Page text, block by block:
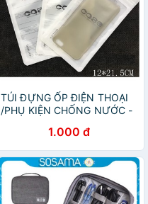
TÚI ĐỰNG ỐP ĐIỆN THOẠI
/PHỤ KIỆN CHỐNG NƯỚC -
1.000 đ